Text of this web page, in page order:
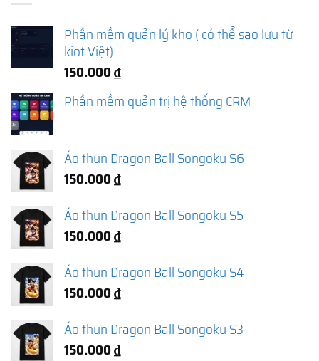
Phần mềm quản lý kho ( có thể sao lưu từ
kiot Việt)
150.000₫
Phần mềm quản trị hệ thống CRM
Áo thun Dragon Ball Songoku S6
150.000₫
Áo thun Dragon Ball Songoku S5
150.000₫
Áo thun Dragon Ball Songoku S4
150.000₫
Áo thun Dragon Ball Songoku S3
150.000₫